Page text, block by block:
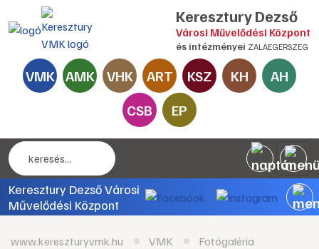
Keresztury Dezső
Városi Művelődési Központ
és intézményei ZALAEGERSZEG
VMK AMK VHK ART KSZ KH
AH
CSB
EP
Keresztury Dezső Városi
Művelődési Központ
www.kereszturyvmk.hu VMK Fotógaléria